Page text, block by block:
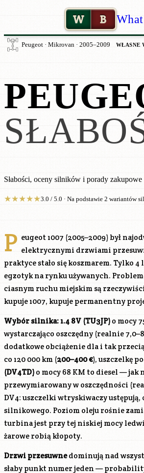
W B
Peugeot · Mikrovan · 2005–2009 WŁASNE
Słabości, oceny silników i porady zakupowe
★★★★★3.0 / 5.0 · Na podstawie 2 wariantów
P eugeot 1007 (2005–2009) był
elektrycznymi drzwiami
praktyce stało się koszmarem. Tylko
egzotyk na rynku używanych.
ciasnym ruchu miejskim są
kupuje 1007, kupuje permanentny
Wybór silnika:1.4 8V (TU3JP) o mocy
wystarczająco oszczędny (realnie
dodatkowe obciążenie dla i tak
co 120 000 km (200–400 €), uszczelkę
(DV4TD) o mocy 68 KM to diesel — jak
przewymiarowany w oszczędności
DV4: uszczelki wtryskiwaczy ustępują,
silnikowego. Poziom oleju rośnie
turbina jest przy tej niskiej mocy
żarowe robią kłopoty.
Drzwi przesuwnedominują nad
słaby punkt numer jeden —